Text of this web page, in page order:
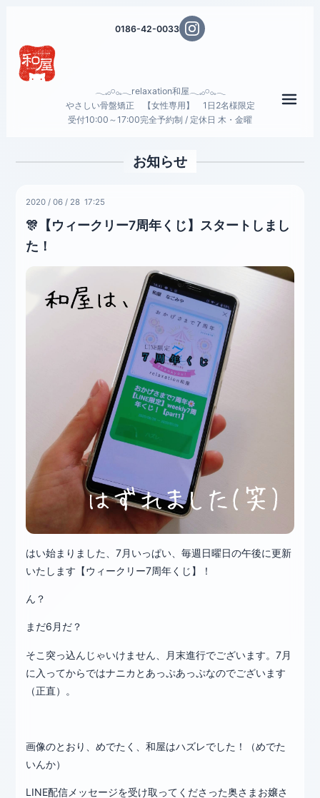
0186-42-0033
𓂃𓈒𓂂𓏸𓂂𓈒𓂃relaxation和屋𓂃𓈒𓂂𓏸𓂂𓈒𓂃
やさしい骨盤矯正 【女性専用】 1日2名様限定
受付10:00～17:00完全予約制 / 定休日 木・金曜
お知らせ
2020 /06 / 28 17:25
🎊【ウィークリー7周年くじ】スタートしまし
た！
はい始まりました、7月いっぱい、毎週日曜日の午後に更新
いたします【ウィークリー7周年くじ】！
ん？
まだ6月だ？
そこ突っ込んじゃいけません、月末進行でございます。7月
に入ってからではナニカとあっぷあっぷなのでございます
（正直）。
画像のとおり、めでたく、和屋はハズレでした！（めでた
いんか）
LINE配信メッセージを受け取ってくださった奥さまお嬢さ